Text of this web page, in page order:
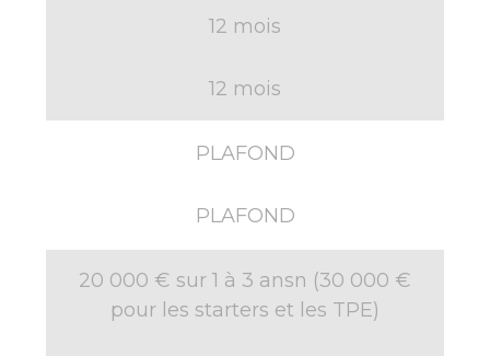
12 mois
12 mois
PLAFOND
PLAFOND
20 000 € sur 1 à 3 ansn (30 000 €
pour les starters et les TPE)